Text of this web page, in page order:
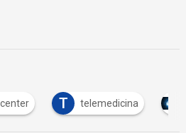
T telemedicina